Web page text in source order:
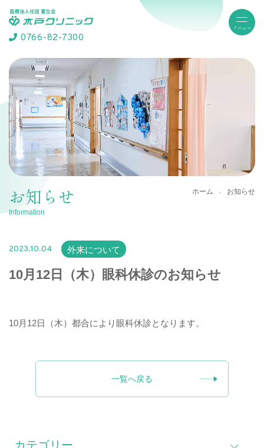
0766-82-7300
お知らせ
Information
ホーム お知らせ
2023.10.04 外来について
10月12日（木）眼科休診のお知らせ
10月12日（木）都合により眼科休診となります。
一覧へ戻る
カテゴリー